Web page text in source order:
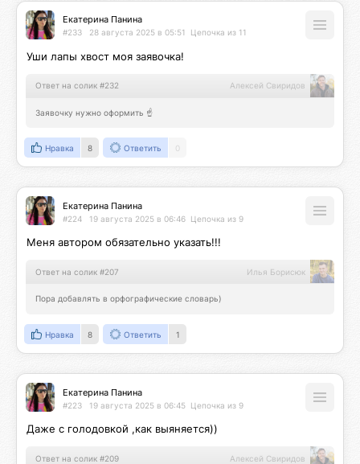
Екатерина Панина
#233 28 августа 2025 в 05:51 Цепочка из 11
Уши лапы хвост моя заявочка!
Ответ на солик #232 Алексей Свиридов
Заявочку нужно оформить ☝️
Нравка 8 Ответить 0
Екатерина Панина
#224 19 августа 2025 в 06:46 Цепочка из 9
Меня автором обязательно указать!!!
Ответ на солик #207 Илья Борисюк
Пора добавлять в орфографические словарь)
Нравка 8 Ответить 1
Екатерина Панина
#223 19 августа 2025 в 06:45 Цепочка из 9
Даже с голодовкой ,как выяняется))
Ответ на солик #209 Алексей Свиридов